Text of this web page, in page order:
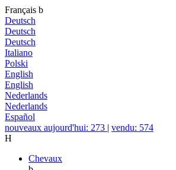
Français b
Deutsch
Deutsch
Deutsch
Italiano
Polski
English
English
Nederlands
Nederlands
Español
nouveaux aujourd'hui: 273 | vendu: 574
H
Chevaux